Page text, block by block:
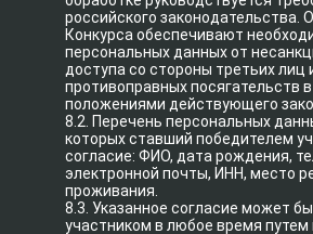
российского законодательства.
Конкурса обеспечивают
персональных данных от
доступа со стороны третьих лиц
противоправных посягательств
положениями действующего
8.2. Перечень персональных
которых ставший победителем
согласие: ФИО, дата рождения,
электронной почты, ИНН, место
проживания.
8.3. Указанное согласие может
участником в любое время путем